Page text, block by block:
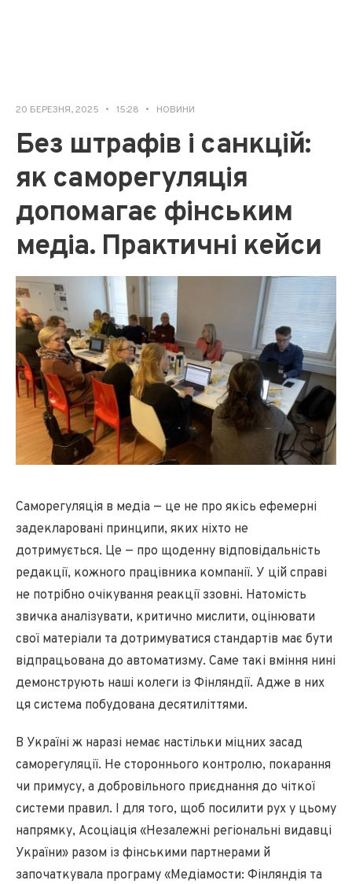
20 БЕРЕЗНЯ, 2025 • 15:28 • НОВИНИ
Без штрафів і санкцій:
як саморегуляція
допомагає фінським
медіа. Практичні кейси
Саморегуляція в медіа — це не про якісь ефемерні
задекларовані принципи, яких ніхто не
дотримується. Це — про щоденну відповідальність
редакції, кожного працівника компанії. У цій справі
не потрібно очікування реакції ззовні. Натомість
звичка аналізувати, критично мислити, оцінювати
свої матеріали та дотримуватися стандартів має бути
відпрацьована до автоматизму. Саме такі вміння нині
демонструють наші колеги із Фінляндії. Адже в них
ця система побудована десятиліттями.
В Україні ж наразі немає настільки міцних засад
саморегуляції. Не стороннього контролю, покарання
чи примусу, а добровільного приєднання до чіткої
системи правил. І для того, щоб посилити рух у цьому
напрямку, Асоціація «Незалежні регіональні видавці
України» разом із фінськими партнерами й
започаткувала програму «Медіамости: Фінляндія та